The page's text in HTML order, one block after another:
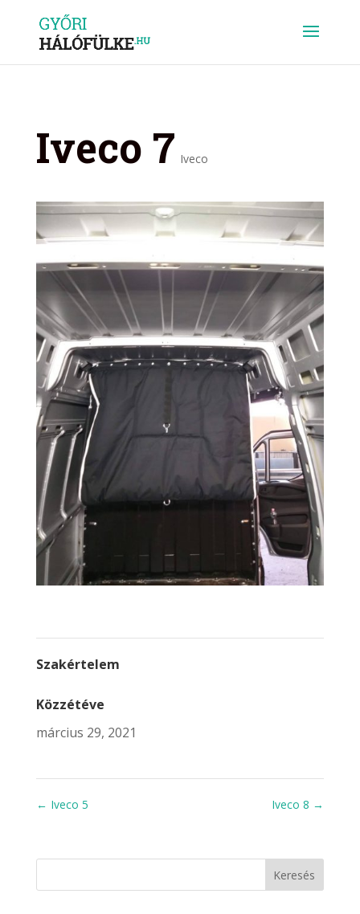
Iveco 7 Iveco
Szakértelem
Közzétéve
március 29, 2021
← Iveco 5 Iveco 8 →